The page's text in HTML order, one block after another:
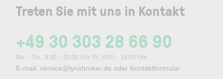
Treten Sie mit uns in Kontakt
+49 30 303 28 66 90
Mo. – Do.: 8:00 – 20:00 Uhr, Fr.: 8:00 – 18:00 Uhr
E-mail: service@lynxbroker.de oder Kontaktformular